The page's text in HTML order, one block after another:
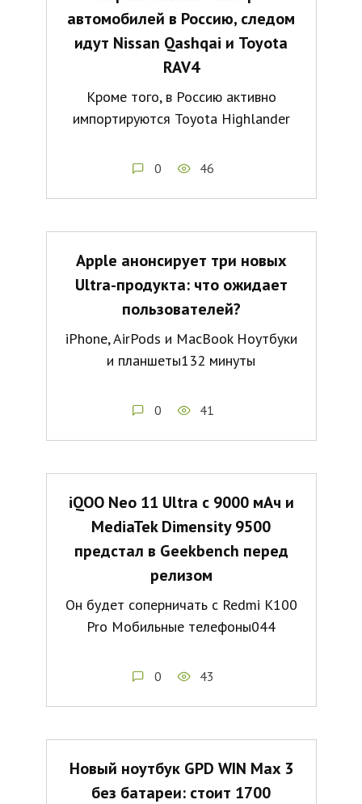
автомобилей в Россию, следом
идут Nissan Qashqai и Toyota
RAV4
Кроме того, в Россию активно
импортируются Toyota Highlander
0 46
Apple анонсирует три новых
Ultra-продукта: что ожидает
пользователей?
iPhone, AirPods и MacBook Ноутбуки
и планшеты132 минуты
0 41
iQOO Neo 11 Ultra с 9000 мАч и
MediaTek Dimensity 9500
предстал в Geekbench перед
релизом
Он будет соперничать с Redmi K100
Pro Мобильные телефоны044
0 43
Новый ноутбук GPD WIN Max 3
без батареи: стоит 1700